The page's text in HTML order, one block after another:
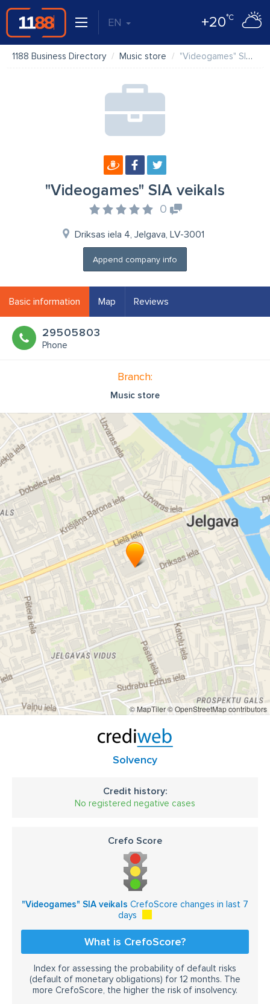
EN +20°C
1188 Business Directory Music store "Videogames" SIA veikals
"Videogames" SIA veikals
0
Driksas iela 4, Jelgava, LV-3001
Append company info
Basic information Map Reviews
29505803
Phone
Branch:
Music store
© MapTiler© OpenStreetMap contributors
Solvency
Credit history:
No registered negative cases
Crefo Score
"Videogames" SIA veikals CrefoScore changes in last 7
days
What is CrefoScore?
Index for assessing the probability of default risks
(default of monetary obligations) for 12 months. The
more CrefoScore, the higher the risk of insolvency.